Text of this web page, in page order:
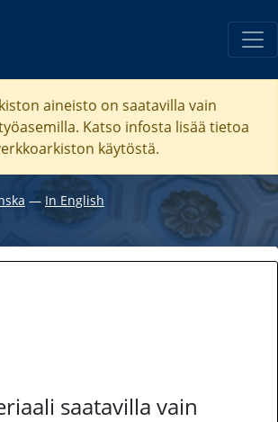
aineisto on saatavilla vain
Katso infosta lisää tietoa
käytöstä.
― In English
saatavilla vain